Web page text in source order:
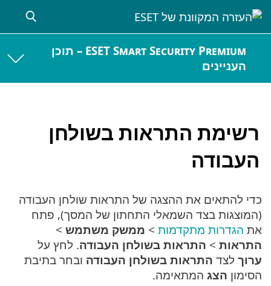
ESET Smart Security Premium – תוכן
העניינים
רשימת התראות בשולחן
העבודה
כדי להתאים את ההצגה של התראות שולחן העבודה
(המוצגות בצד השמאלי התחתון של המסך), פתח
את הגדרות מתקדמות > ממשק משתמש >
התראות > התראות בשולחן העבודה. לחץ על
ערוך לצד התראות בשולחן העבודה ובחר בתיבת
הסימון הצג המתאימה.